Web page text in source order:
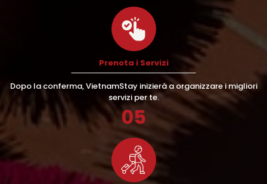
Prenota i Servizi
Dopo la conferma, VietnamStay inizierà a organizzare i migliori
servizi per te.
05